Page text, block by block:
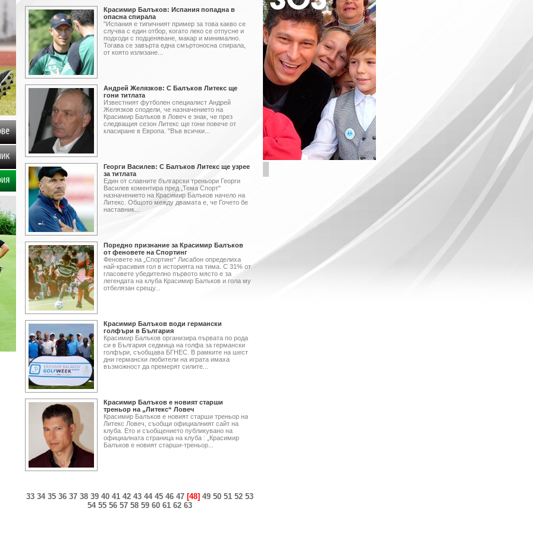
Красимир Балъков: Испания попадна в
опасна спирала
"Испания е типичният пример за това какво се
случва с един отбор, когато леко се отпусне и
подходи с подценяване, макар и минимално.
Тогава се завърта една смъртоносна спирала,
от която излизане...
Андрей Желязков: С Балъков Литекс ще
гони титлата
Известният футболен специалист Андрей
Желязков сподели, че назначението на
Красимир Балъков в Ловеч е знак, че през
следващия сезон Литекс ще гони повече от
класиране в Европа. "Във всички...
Георги Василев: С Балъков Литекс ще узрее
за титлата
Един от славните българ­ски треньори Георги
Ва­силев коментира пред „Тема Спорт"
назначението на Красимир Балъков начело на
Литекс. Общото между два­мата е, че Гочето бе
настав­ник...
Поредно признание за Красимир Балъков
от феновете на Спортинг
Феновете на „Спортинг“ Лисабон определиха
най-красивия гол в историята на тима. С 31% от
гласовете убедително първото място е за
легендата на клуба Красимир Балъков и гола му
отбелязан срещу...
Красимир Балъков води германски
голфъри в България
Красимир Балъков организира първата по рода
си в България седмица на голфа за германски
голфъри, съобщава БГНЕС. В рамките на шест
дни германски любители на играта имаха
възможност да премерят силите...
Красимир Балъков е новият старши
треньор на „Литекс“ Ловеч
Красимир Балъков e новият старши треньор на
Литекс Ловеч, съобщи официалният сайт на
клуба. Ето и съобщението публикувано на
официалната страница на клуба : „Красимир
Балъков е новият старши-треньор...
33 34 35 36 37 38 39 40 41 42 43 44 45 46 47 [48] 49 50 51 52 53
54 55 56 57 58 59 60 61 62 63